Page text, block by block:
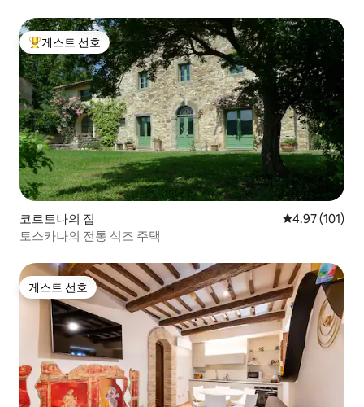
상위 게스트 선호
게스트 선호
코르토나의 집 평점 4.97점(5
4.97 (101)
토스카나의 전통 석조 주택
게스트 선호
게스트 선호